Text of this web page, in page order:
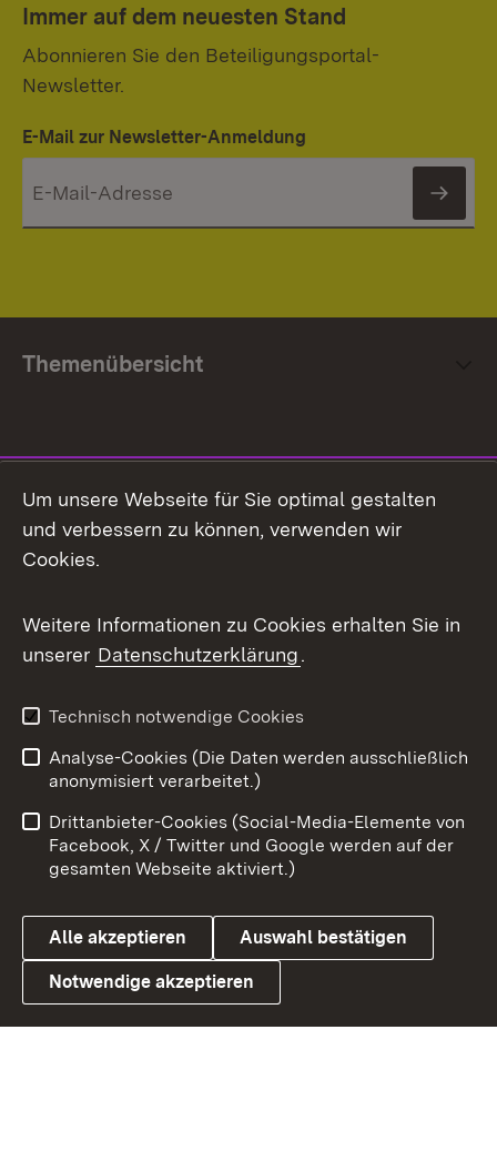
Immer auf dem neuesten Stand
Abonnieren Sie den Beteiligungsportal-
Newsletter.
E-Mail zur Newsletter-Anmeldung
Themenübersicht
Facebook
X / Twitter
Youtube
Link zum Landesportal
Impressum
Kontakt
Barrierefreiheit
Datenschutz
Cookies
Um unsere Webseite für Sie optimal gestalten
und verbessern zu können, verwenden wir
Cookies.
Weitere Informationen zu Cookies erhalten Sie in
unserer Datenschutzerklärung.
Technisch notwendige Cookies
Analyse-Cookies (Die Daten werden ausschließlich
anonymisiert verarbeitet.)
Drittanbieter-Cookies (Social-Media-Elemente von
Facebook, X / Twitter und Google werden auf der
gesamten Webseite aktiviert.)
Alle akzeptieren Auswahl bestätigen
Notwendige akzeptieren